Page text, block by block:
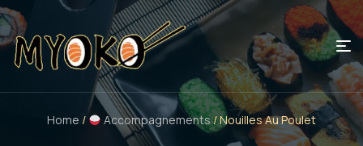
Home / Accompagnements/ Nouilles Au Poulet